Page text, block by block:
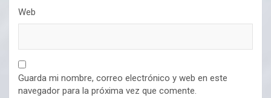
Web
Guarda mi nombre, correo electrónico y web en este
navegador para la próxima vez que comente.